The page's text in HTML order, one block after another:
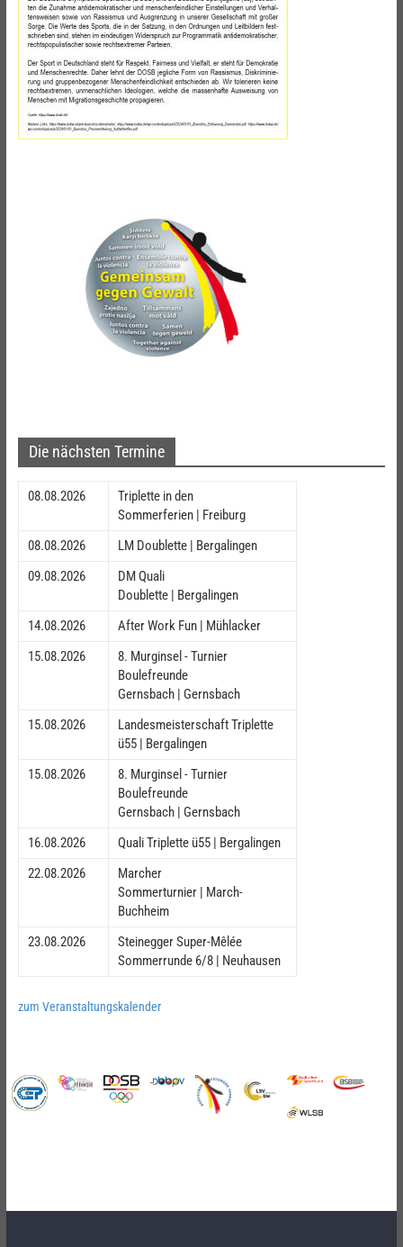
Die nächsten Termine
08.08.2026
Triplette in den
Sommerferien | Freiburg
08.08.2026
LM Doublette | Bergalingen
09.08.2026
DM Quali
Doublette | Bergalingen
14.08.2026
After Work Fun | Mühlacker
15.08.2026
8. Murginsel - Turnier
Boulefreunde
Gernsbach | Gernsbach
15.08.2026
Landesmeisterschaft Triplette
ü55 | Bergalingen
15.08.2026
8. Murginsel - Turnier
Boulefreunde
Gernsbach | Gernsbach
16.08.2026
Quali Triplette ü55 | Bergalingen
22.08.2026
Marcher
Sommerturnier | March-
Buchheim
23.08.2026
Steinegger Super-Mêlée
Sommerrunde 6/8 | Neuhausen
zum Veranstaltungskalender